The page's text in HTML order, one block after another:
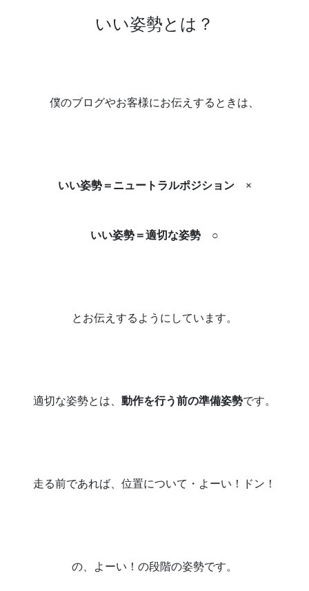
いい姿勢とは？
僕のブログやお客様にお伝えするときは、
いい姿勢＝ニュートラルポジション ×
いい姿勢＝適切な姿勢 ○
とお伝えするようにしています。
適切な姿勢とは、 動作を行う前の準備姿勢です。
走る前であれば、位置について・よーい！ドン！
の、よーい！の段階の姿勢です。